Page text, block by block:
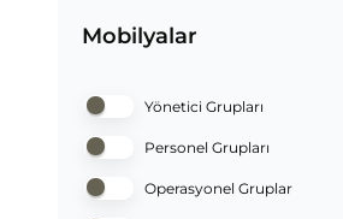
Mobilyalar
Yönetici Grupları
Personel Grupları
Operasyonel Gruplar